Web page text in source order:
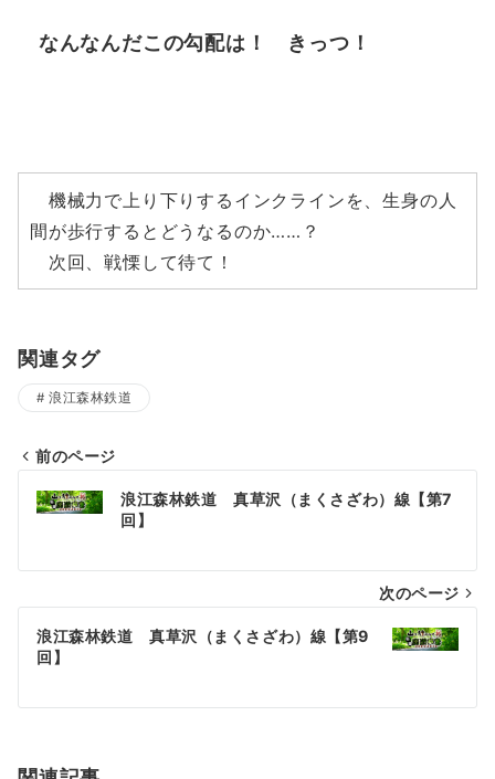
なんなんだこの勾配は！ きっつ！
機械力で上り下りするインクラインを、生身の人
間が歩行するとどうなるのか……？
次回、戦慄して待て！
関連タグ
浪江森林鉄道
投
ビ
ゲ
ー
シ
前のページ
浪江森林鉄道 真草沢（まくさざわ）線【第7
回】
次のページ
浪江森林鉄道 真草沢（まくさざわ）線【第9
回】